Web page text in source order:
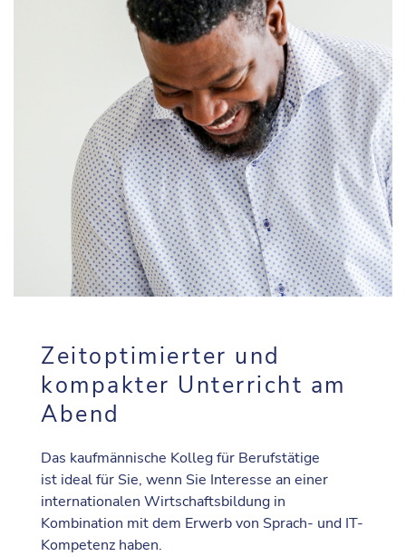
Zeitoptimierter und
kompakter Unterricht am
Abend
Das kaufmännische Kolleg für Berufstätige
ist ideal für Sie, wenn Sie Interesse an einer
internationalen Wirtschaftsbildung in
Kombination mit dem Erwerb von Sprach- und IT-
Kompetenz haben.